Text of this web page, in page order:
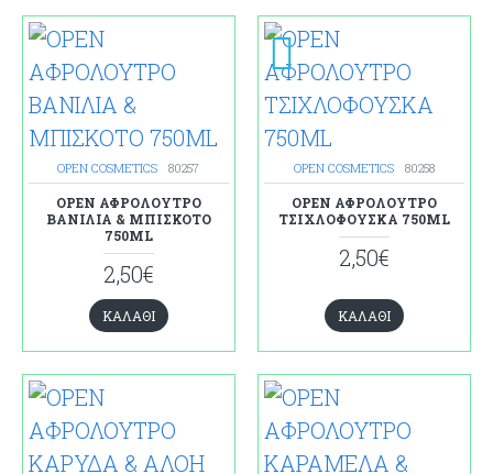
OPEN COSMETICS 80257
OPEN ΑΦΡΟΛΟΥΤΡΟ
ΒΑΝΙΛΙΑ & ΜΠΙΣΚΟΤΟ
750ML
2,50€
ΚΑΛΆΘΙ
OPEN COSMETICS 80258
OPEN ΑΦΡΟΛΟΥΤΡΟ
ΤΣΙΧΛΟΦΟΥΣΚΑ 750ML
2,50€
ΚΑΛΆΘΙ